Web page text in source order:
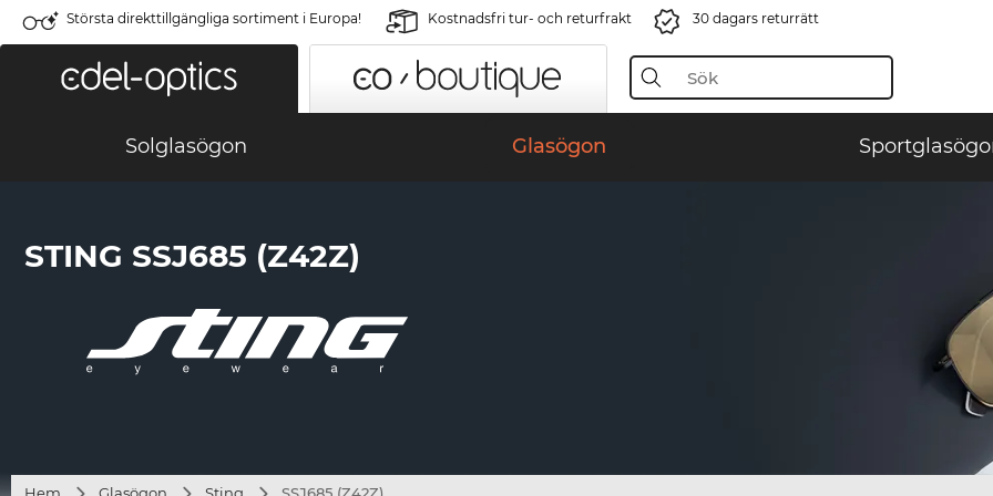
Största direkttillgängliga sortiment i Europa! Kostnadsfri tur- och returfrakt 30 dagars returrätt
Solglasögon Glasögon
STING SSJ685 (Z42Z)